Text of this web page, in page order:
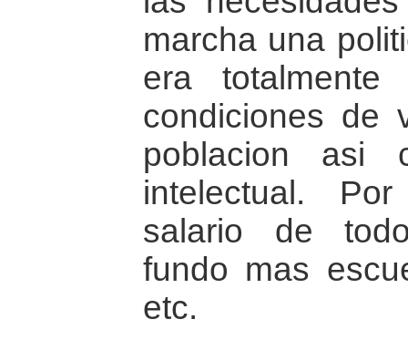
marcha una
era
condiciones de
poblacion asi
intelectual.
salario de
fundo mas
etc.